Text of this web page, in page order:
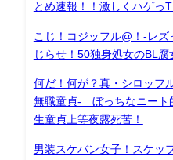
とめ速報！！激しくハゲっ
こじ！コジッフル@！-レズ
じらせ！50独身処女のBL
何だ！何が？真・シロッ
無職童貞- ぼっちなニート
生童貞上等夜露死苦！
男装スケバン女子！スケッ